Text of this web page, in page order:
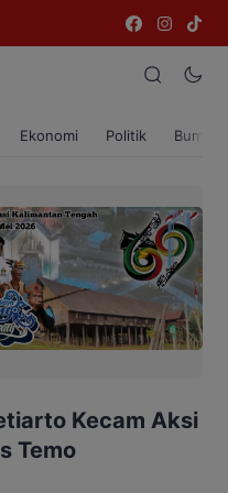
Ekonomi Politik Bumi
Kecam Aksi
Temo